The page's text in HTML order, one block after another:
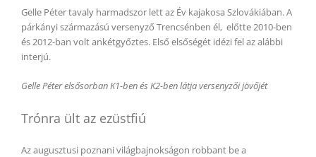
Gelle Péter tavaly harmadszor lett az Év kajakosa Szlovákiában. A
párkányi származású versenyző Trencsénben él, előtte 2010-ben
és 2012-ban volt ankétgyőztes. Első elsőségét idézi fel az alábbi
interjú.
Gelle Péter elsősorban K1-ben és K2-ben látja versenyzői jövőjét
Trónra ült az ezüstfiú
Az augusztusi poznani világbajnokságon robbant be a